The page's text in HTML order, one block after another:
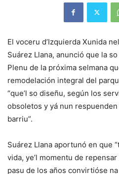
El voceru d’Izquierda Xunida
Suárez Llana, anunció que la
Plenu de la próxima selmana
remodelación integral del
“que’l so diseñu, según los
obsoletos y yá nun
barriu”.
Suárez Llana aportunó en que
vida, ye’l momentu de
pasu de los años convirtióse